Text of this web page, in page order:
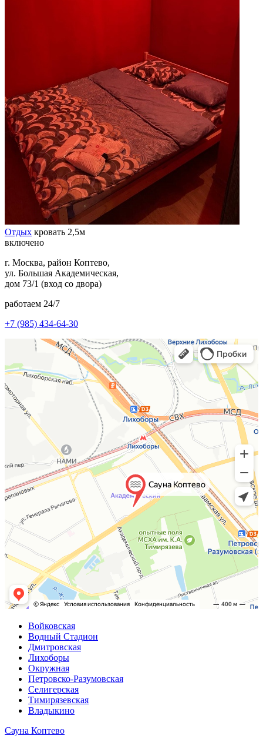
Отдых кровать 2,5м
включено
г. Москва, район Коптево,
ул. Большая Академическая,
дом 73/1 (вход со двора)
работаем 24/7
+7 (985) 434-64-30
Войковская
Водный Стадион
Дмитровская
Лихоборы
Окружная
Петровско-Разумовская
Селигерская
Тимирязевская
Владыкино
Сауна Коптево